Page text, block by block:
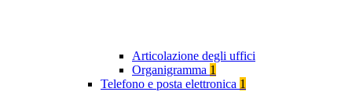
Articolazione degli uffici
Organigramma 1
Telefono e posta elettronica 1